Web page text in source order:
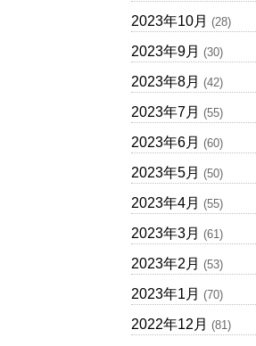
2023年10月 (28)
2023年9月 (30)
2023年8月 (42)
2023年7月 (55)
2023年6月 (60)
2023年5月 (50)
2023年4月 (55)
2023年3月 (61)
2023年2月 (53)
2023年1月 (70)
2022年12月 (81)